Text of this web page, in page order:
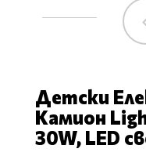
Детски
Камион
30W, LED